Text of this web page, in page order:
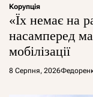
Корупція
«Їх немає на
насамперед
мобілізації
8 Серпня, 2026